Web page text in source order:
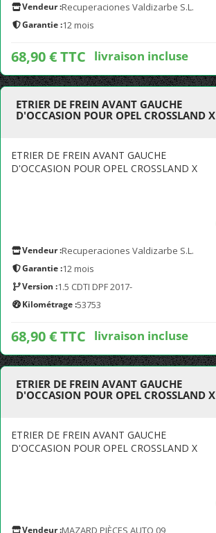
Vendeur :Recuperaciones Valdizarbe S.L.
Garantie :12 mois
68,90 € TTC livraison incluse
ETRIER DE FREIN AVANT GAUCHE
D'OCCASION POUR OPEL CROSSLAND X
ETRIER DE FREIN AVANT GAUCHE
D'OCCASION POUR OPEL CROSSLAND X
Vendeur :Recuperaciones Valdizarbe S.L.
Garantie :12 mois
Version :1.5 CDTI DPF 2017-
Kilométrage :53753
68,90 € TTC livraison incluse
ETRIER DE FREIN AVANT GAUCHE
D'OCCASION POUR OPEL CROSSLAND X
ETRIER DE FREIN AVANT GAUCHE
D'OCCASION POUR OPEL CROSSLAND X
Vendeur :MAZARD PIÈCES AUTO 09